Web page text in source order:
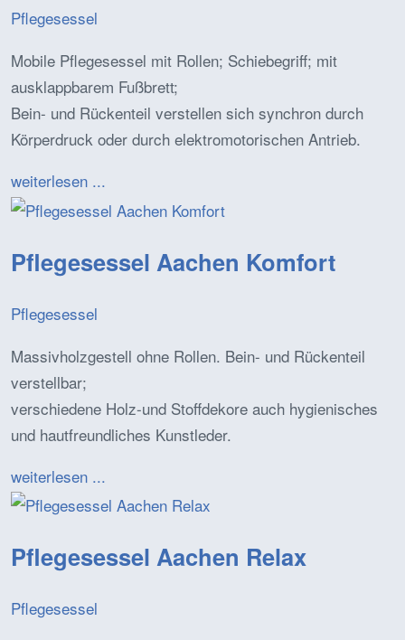
Pflegesessel
Mobile Pflegesessel mit Rollen; Schiebegriff; mit
ausklappbarem Fußbrett;
Bein- und Rückenteil verstellen sich synchron durch
Körperdruck oder durch elektromotorischen Antrieb.
weiterlesen ...
Pflegesessel Aachen Komfort
Pflegesessel
Massivholzgestell ohne Rollen. Bein- und Rückenteil
verstellbar;
verschiedene Holz-und Stoffdekore auch hygienisches
und hautfreundliches Kunstleder.
weiterlesen ...
Pflegesessel Aachen Relax
Pflegesessel